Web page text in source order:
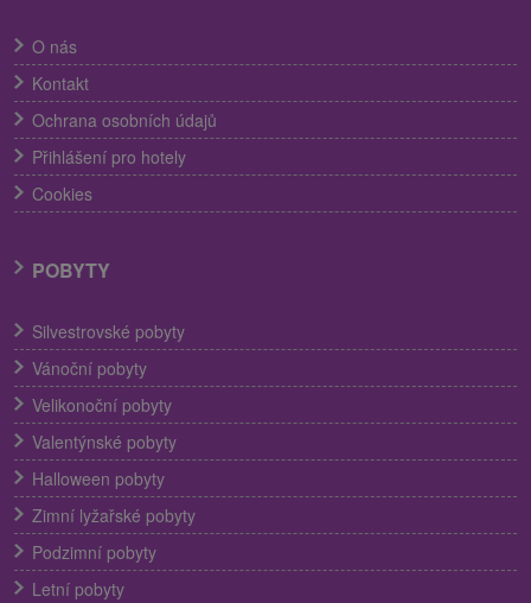
O nás
Kontakt
Ochrana osobních údajů
Přihlášení pro hotely
Cookies
POBYTY
Silvestrovské pobyty
Vánoční pobyty
Velikonoční pobyty
Valentýnské pobyty
Halloween pobyty
Zimní lyžařské pobyty
Podzimní pobyty
Letní pobyty